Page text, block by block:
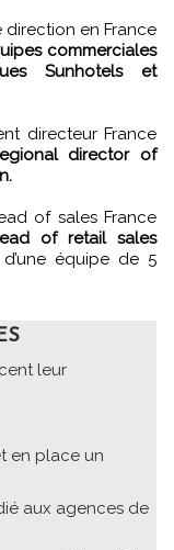
en France
commerciales
Sunhotels et
directeur France
director of
of sales France
of retail sales
équipe de 5
leur
en place un
aux agences de